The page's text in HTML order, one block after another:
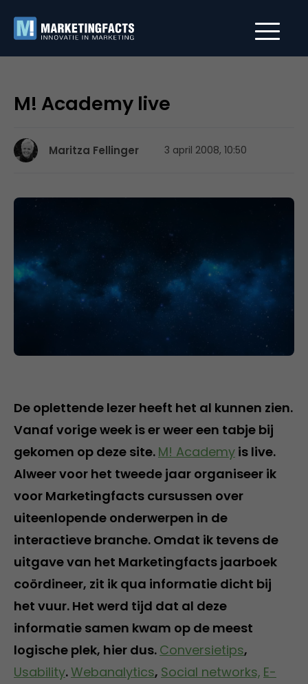
M! Academy live
Maritza Fellinger 3 april 2008, 10:50
De oplettende lezer heeft het al kunnen zien.
Vanaf vorige week is er weer een tabje bij
gekomen op deze site. M! Academy is live.
Alweer voor het tweede jaar organiseer ik
voor Marketingfacts cursussen over
uiteenlopende onderwerpen in de
interactieve branche. Omdat ik tevens de
uitgave van het Marketingfacts jaarboek
coördineer, zit ik qua informatie dicht bij
het vuur. Het werd tijd dat al deze
informatie samen kwam op de meest
logische plek, hier dus. Conversietips,
Usability.Webanalytics, Social networks, E-